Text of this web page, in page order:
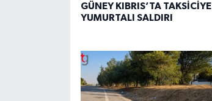
GÜNEY KIBRIS’TA TAKSİCİYE
YUMURTALI SALDIRI